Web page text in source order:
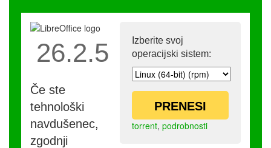
Izberite svoj
operacijski sistem:
PRENESI
torrent, podrobnosti
26.2.5
Če ste
tehnološki
navdušenec,
zgodnji